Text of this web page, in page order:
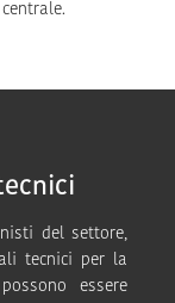
del settore,
tecnici per la
essere